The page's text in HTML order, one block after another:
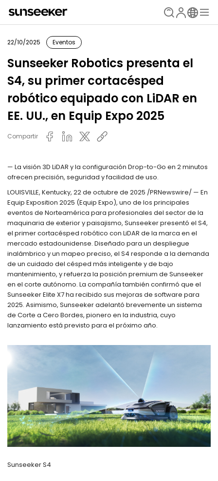
22/10/2025 Eventos
Sunseeker Robotics presenta el
S4, su primer cortacésped
robótico equipado con LiDAR en
EE. UU., en Equip Expo 2025
Compartir
— La visión 3D LiDAR y la configuración Drop-to-Go en 2 minutos
ofrecen precisión, seguridad y facilidad de uso.
LOUISVILLE, Kentucky, 22 de octubre de 2025 /PRNewswire/ — En
Equip Exposition 2025 (Equip Expo), uno de los principales
eventos de Norteamérica para profesionales del sector de la
maquinaria de exterior y paisajismo, Sunseeker presentó el S4,
el primer cortacésped robótico con LiDAR de la marca en el
mercado estadounidense. Diseñado para un despliegue
inalámbrico y un mapeo preciso, el S4 responde a la demanda
de un cuidado del césped más inteligente y de bajo
mantenimiento, y refuerza la posición premium de Sunseeker
en el corte autónomo. La compañía también confirmó que el
Sunseeker Elite X7 ha recibido sus mejoras de software para
2025. Asimismo, Sunseeker adelantó brevemente un sistema
de Corte a Cero Bordes, pionero en la industria, cuyo
lanzamiento está previsto para el próximo año.
Sunseeker S4